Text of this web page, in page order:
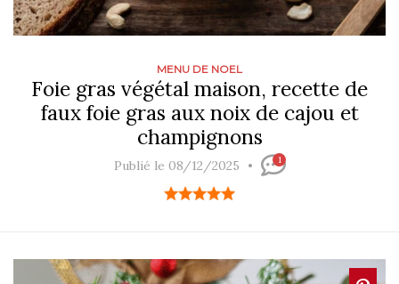
MENU DE NOEL
Foie gras végétal maison, recette de
faux foie gras aux noix de cajou et
champignons
Publié le 08/12/2025 1